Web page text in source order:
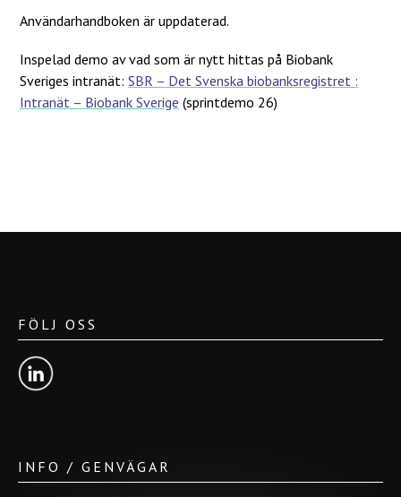
Användarhandboken är uppdaterad.
Inspelad demo av vad som är nytt hittas på Biobank
Sveriges intranät: SBR – Det Svenska biobanksregistret :
Intranät – Biobank Sverige (sprintdemo 26)
FÖLJ OSS
INFO / GENVÄGAR